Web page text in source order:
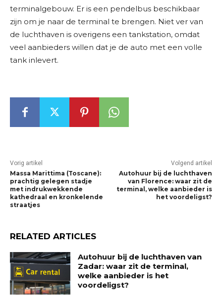
terminalgebouw. Er is een pendelbus beschikbaar
zijn om je naar de terminal te brengen. Niet ver van
de luchthaven is overigens een tankstation, omdat
veel aanbieders willen dat je de auto met een volle
tank inlevert.
Vorig artikel
Massa Marittima (Toscane):
prachtig gelegen stadje
met indrukwekkende
kathedraal en kronkelende
straatjes
Volgend artikel
Autohuur bij de luchthaven
van Florence: waar zit de
terminal, welke aanbieder is
het voordeligst?
RELATED ARTICLES
Autohuur bij de luchthaven van
Zadar: waar zit de terminal,
welke aanbieder is het
voordeligst?